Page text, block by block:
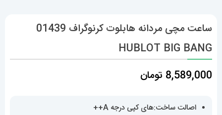
ساعت مچی مردانه هابلوت کرنوگراف 01439
HUBLOT BIG BANG
8,589,000 تومان
اصالت ساخت:های کپی درجه A++